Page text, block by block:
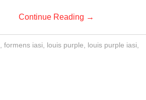
Continue Reading →
formens iasi louis purple louis purple iasi